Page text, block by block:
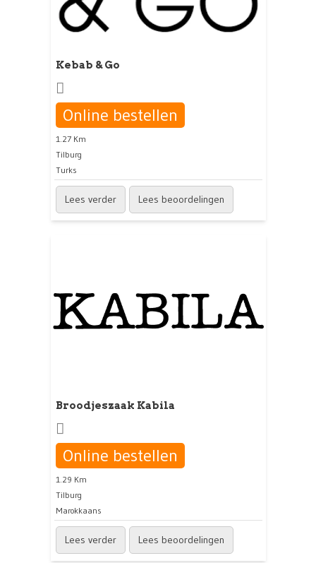
Kebab & Go
Online bestellen
1.27 Km
Tilburg
Turks
Lees verder Lees beoordelingen
Broodjeszaak Kabila
Online bestellen
1.29 Km
Tilburg
Marokkaans
Lees verder Lees beoordelingen